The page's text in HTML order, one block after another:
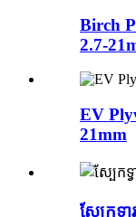
Birch
2.7-
EV
21mm
ស្បែកទ្វារ